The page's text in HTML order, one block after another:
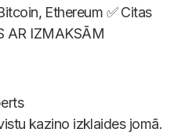
Ethereum ✅ Citas
AR IZMAKSĀM
kazino izklaides jomā.